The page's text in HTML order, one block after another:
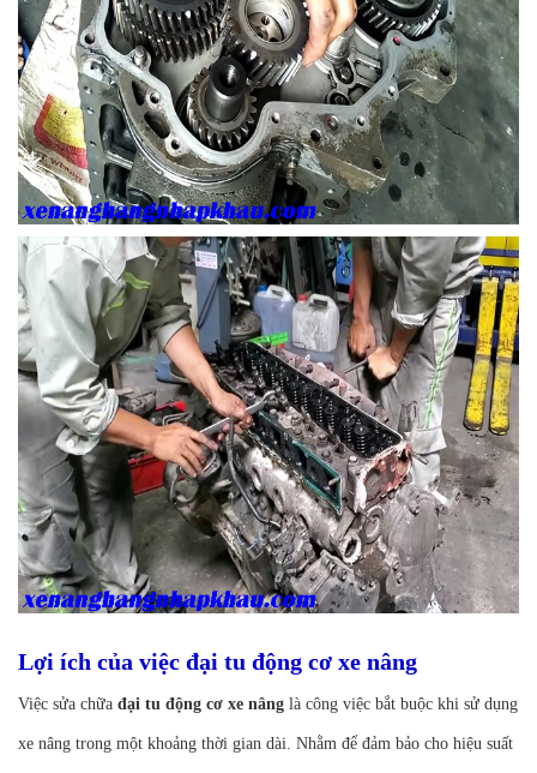
Lợi ích của việc đại tu động cơ xe nâng
Việc sửa chữa đại tu động cơ xe nâng là công việc bắt buộc khi sử dụng
xe nâng trong một khoảng thời gian dài. Nhằm để đảm bảo cho hiệu suất